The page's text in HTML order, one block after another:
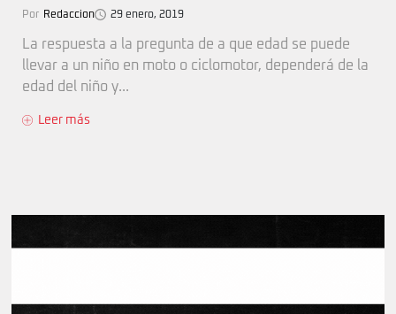
Por Redaccion 29 enero, 2019
La respuesta a la pregunta de a que edad se puede
llevar a un niño en moto o ciclomotor, dependerá de la
edad del niño y...
Leer más